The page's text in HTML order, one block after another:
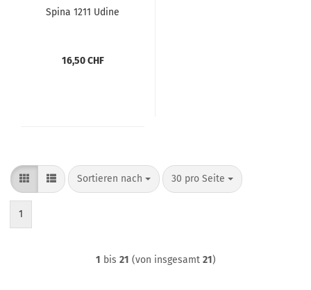
Spina 1211 Udine
16,50 CHF
Sortieren nach
Sortieren nach 30 pro Seite
pro Seite
1
1 bis 21 (von insgesamt 21)